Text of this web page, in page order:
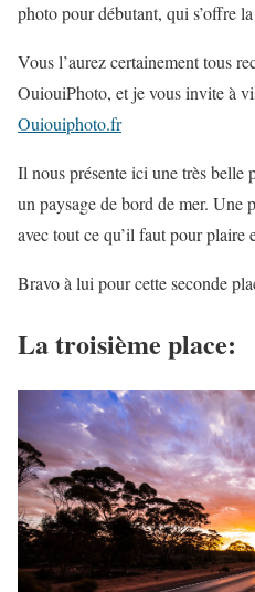
photo pour débutant, qui s’offre
Vous l’aurez certainement tous
OuiouiPhoto, et je vous invite à
Ouiouiphoto.fr
Il nous présente ici une très belle
un paysage de bord de mer. Une
avec tout ce qu’il faut pour plaire
Bravo à lui pour cette seconde
La troisième place: